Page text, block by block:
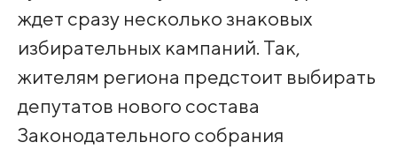
ждет сразу несколько знаковых
избирательных кампаний. Так,
жителям региона предстоит выбирать
депутатов нового состава
Законодательного собрания